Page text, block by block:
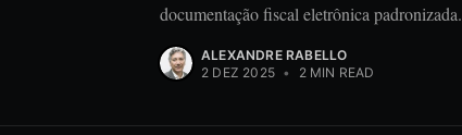
documentação fiscal eletrônica padronizada.
ALEXANDRE RABELLO
2 DEZ 2025 • 2 MIN READ